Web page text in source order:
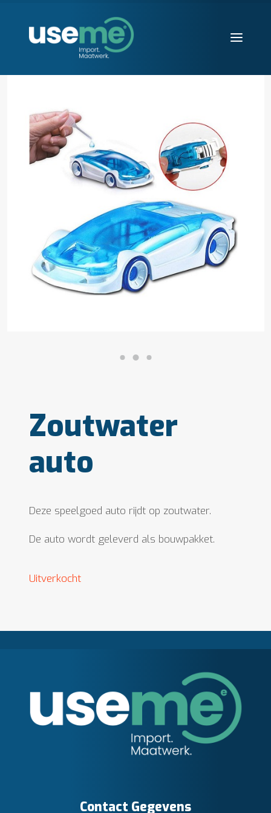
Werkwijze
Huisvesting
Producten
Over ons
Aanvraag starten
Search
Zoutwater
auto
Deze speelgoed auto rijdt op zoutwater.
De auto wordt geleverd als bouwpakket.
Uitverkocht
Contact Gegevens